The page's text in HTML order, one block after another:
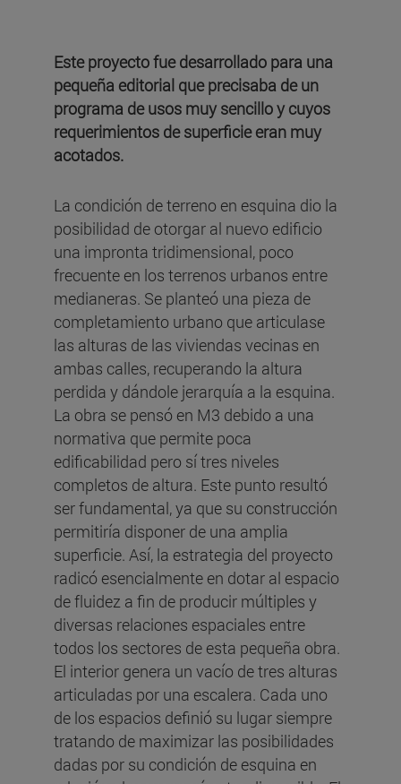
Este proyecto fue desarrollado para una
pequeña editorial que precisaba de un
programa de usos muy sencillo y cuyos
requerimientos de superficie eran muy
acotados.
La condición de terreno en esquina dio la
posibilidad de otorgar al nuevo edificio
una impronta tridimensional, poco
frecuente en los terrenos urbanos entre
medianeras. Se planteó una pieza de
completamiento urbano que articulase
las alturas de las viviendas vecinas en
ambas calles, recuperando la altura
perdida y dándole jerarquía a la esquina.
La obra se pensó en M3 debido a una
normativa que permite poca
edificabilidad pero sí tres niveles
completos de altura. Este punto resultó
ser fundamental, ya que su construcción
permitiría disponer de una amplia
superficie. Así, la estrategia del proyecto
radicó esencialmente en dotar al espacio
de fluidez a fin de producir múltiples y
diversas relaciones espaciales entre
todos los sectores de esta pequeña obra.
El interior genera un vacío de tres alturas
articuladas por una escalera. Cada uno
de los espacios definió su lugar siempre
tratando de maximizar las posibilidades
dadas por su condición de esquina en